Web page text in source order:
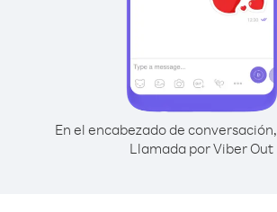
En el encabezado de
Llamada por Viber Out